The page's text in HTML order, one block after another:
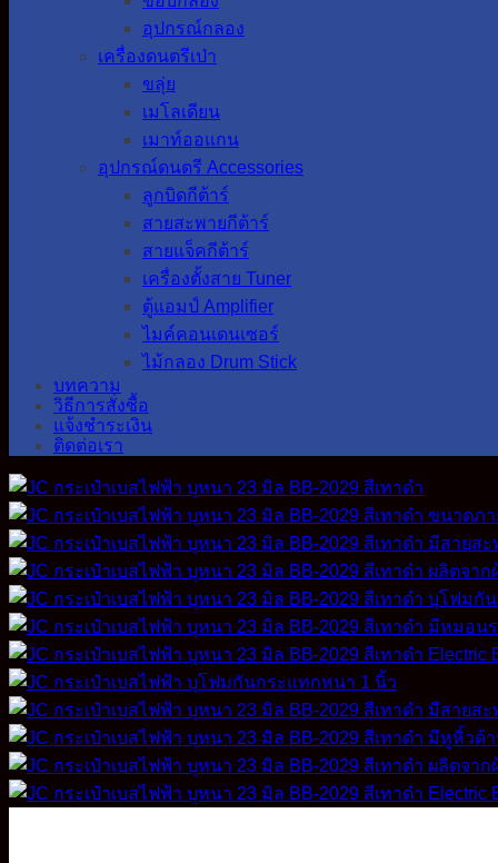
อุปกรณ์กลอง
เครื่องดนตรีเป่า
ขลุ่ย
เมโลเดียน
เมาท์ออแกน
อุปกรณ์ดนตรี Accessories
ลูกบิดกีต้าร์
สายสะพายกีต้าร์
สายแจ็คกีต้าร์
เครื่องตั้งสาย Tuner
ตู้แอมป์ Amplifier
ไมค์คอนเดนเซอร์
ไม้กลอง Drum Stick
บทความ
วิธีการสั่งซื้อ
แจ้งชำระเงิน
ติดต่อเรา